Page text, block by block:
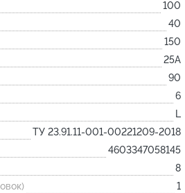
100
40
150
25А
90
6
L
ТУ 23.91.11-001-00221209-2018
4603347058145
8
1